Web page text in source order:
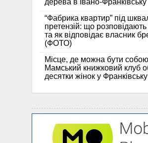
дерева в Івано-Франківську
“Фабрика квартир” під
претензій: що розповідають
та як відповідає власник
(ФОТО)
Місце, де можна бути
Мамський книжковий клуб
десятки жінок у